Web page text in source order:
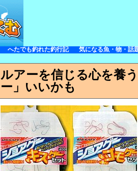
へたでも釣れた釣行記 気になる魚・物・話
ルアーを信じる心を養
ー」いいかも